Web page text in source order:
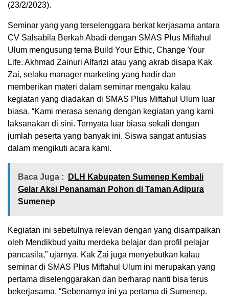
(23/2/2023).
Seminar yang yang terselenggara berkat kerjasama antara
CV Salsabila Berkah Abadi dengan SMAS Plus Miftahul
Ulum mengusung tema Build Your Ethic, Change Your
Life. Akhmad Zainuri Alfarizi atau yang akrab disapa Kak
Zai, selaku manager marketing yang hadir dan
memberikan materi dalam seminar mengaku kalau
kegiatan yang diadakan di SMAS Plus Miftahul Ulum luar
biasa. “Kami merasa senang dengan kegiatan yang kami
laksanakan di sini. Ternyata luar biasa sekali dengan
jumlah peserta yang banyak ini. Siswa sangat antusias
dalam mengikuti acara kami.
Baca Juga :
DLH Kabupaten Sumenep Kembali
Gelar Aksi Penanaman Pohon di Taman Adipura
Sumenep
Kegiatan ini sebetulnya relevan dengan yang disampaikan
oleh Mendikbud yaitu merdeka belajar dan profil pelajar
pancasila,” ujarnya. Kak Zai juga menyebutkan kalau
seminar di SMAS Plus Miftahul Ulum ini merupakan yang
pertama diselenggarakan dan berharap nanti bisa terus
bekerjasama. “Sebenarnya ini ya pertama di Sumenep.